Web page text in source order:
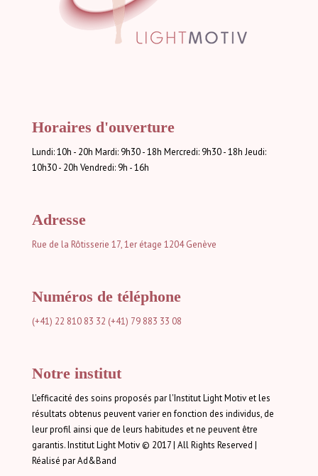
Horaires d'ouverture
Lundi: 10h - 20h Mardi: 9h30 - 18h Mercredi: 9h30 - 18h Jeudi:
10h30 - 20h Vendredi: 9h - 16h
Adresse
Rue de la Rôtisserie 17, 1er étage 1204 Genève
Numéros de téléphone
(+41) 22 810 83 32 (+41) 79 883 33 08
Notre institut
L'efficacité des soins proposés par l'Institut Light Motiv et les
résultats obtenus peuvent varier en fonction des individus, de
leur profil ainsi que de leurs habitudes et ne peuvent être
garantis. Institut Light Motiv © 2017 | All Rights Reserved |
Réalisé par Ad&Band